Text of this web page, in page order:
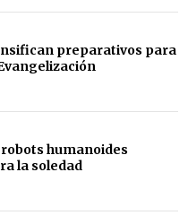
preparativos para
humanoides
la soledad